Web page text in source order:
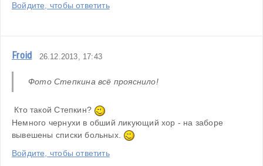
Войдите, чтобы ответить
Froid 26.12.2013, 17:43
Фото Степкина всё прояснило!
Кто такой Степкин?
Немного чернухи в обший ликующий хор - на заборе
вывешены списки больных.
Войдите, чтобы ответить